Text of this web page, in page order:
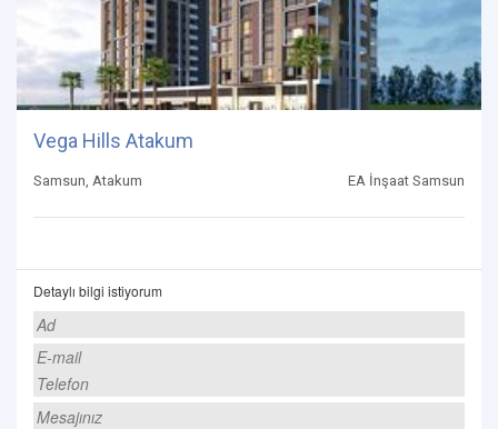
Vega Hills Atakum
Samsun, Atakum EA İnşaat Samsun
Detaylı bilgi istiyorum